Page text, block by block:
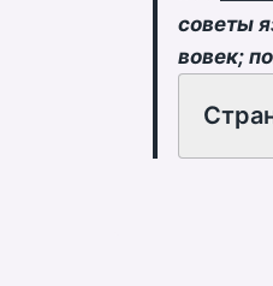
советы
вовек;